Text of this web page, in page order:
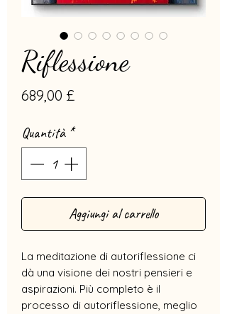
Riflessione
689,00 £Prezzo
Quantità *
Aggiungi al carrello
La meditazione di autoriflessione ci
dà una visione dei nostri pensieri e
aspirazioni. Più completo è il
processo di autoriflessione, meglio